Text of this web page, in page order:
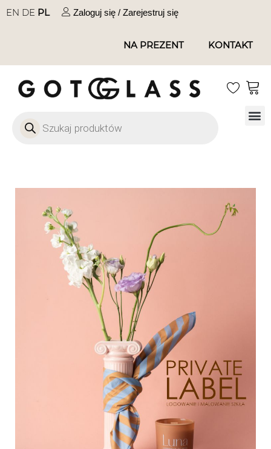
EN DE PL Zaloguj się / Zarejestruj się
NA PREZENT KONTAKT